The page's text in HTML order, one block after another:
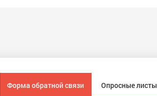
Форма обратной связи Опросные листы